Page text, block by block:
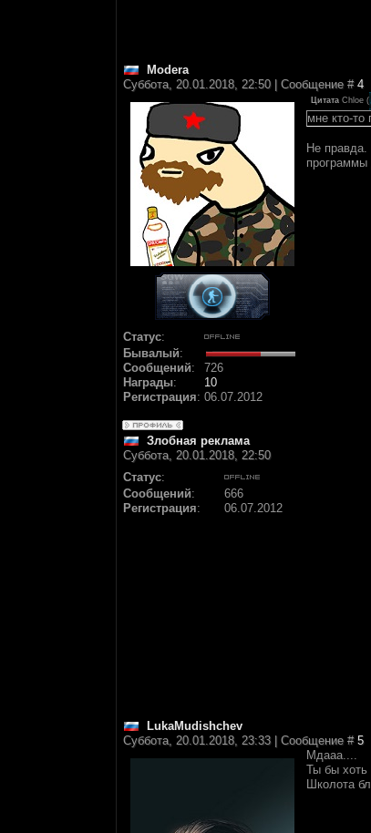
Modera
Суббота, 20.01.2018, 22:50 | Сообщение # 4
Статус:
Бывалый:
Сообщений:
726
Награды:
10
Регистрация: 06.07.2012
Цитата Chloe (
мне кто-то
Не
программы
Злобная реклама
Суббота, 20.01.2018, 22:50
Статус:
Сообщений:
666
Регистрация: 06.07.2012
LukaMudishchev
Суббота, 20.01.2018, 23:33 | Сообщение # 5
Мдааа....
Ты бы хоть
Школота